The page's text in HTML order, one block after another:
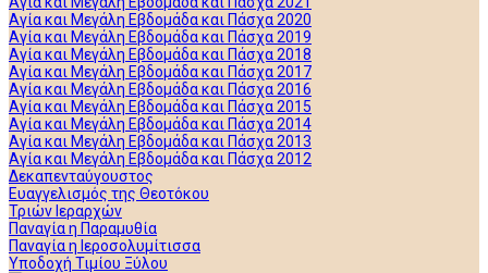
Αγία και Μεγάλη Εβδομάδα και Πάσχα 2020
Αγία και Μεγάλη Εβδομάδα και Πάσχα 2019
Αγία και Μεγάλη Εβδομάδα και Πάσχα 2018
Αγία και Μεγάλη Εβδομάδα και Πάσχα 2017
Αγία και Μεγάλη Εβδομάδα και Πάσχα 2016
Αγία και Μεγάλη Εβδομάδα και Πάσχα 2015
Αγία και Μεγάλη Εβδομάδα και Πάσχα 2014
Αγία και Μεγάλη Εβδομάδα και Πάσχα 2013
Αγία και Μεγάλη Εβδομάδα και Πάσχα 2012
Δεκαπενταύγουστος
Ευαγγελισμός της Θεοτόκου
Τριών Ιεραρχών
Παναγία η Παραμυθία
Παναγία η Ιεροσολυμίτισσα
Υποδοχή Τιμίου Ξύλου